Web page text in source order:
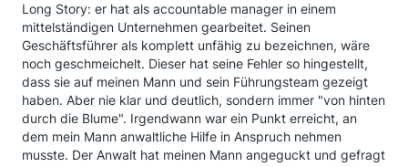
Long Story: er hat als accountable manager in einem
mittelständigen Unternehmen gearbeitet. Seinen
Geschäftsführer als komplett unfähig zu bezeichnen, wäre
noch geschmeichelt. Dieser hat seine Fehler so hingestellt,
dass sie auf meinen Mann und sein Führungsteam gezeigt
haben. Aber nie klar und deutlich, sondern immer "von hinten
durch die Blume". Irgendwann war ein Punkt erreicht, an
dem mein Mann anwaltliche Hilfe in Anspruch nehmen
musste. Der Anwalt hat meinen Mann angeguckt und gefragt